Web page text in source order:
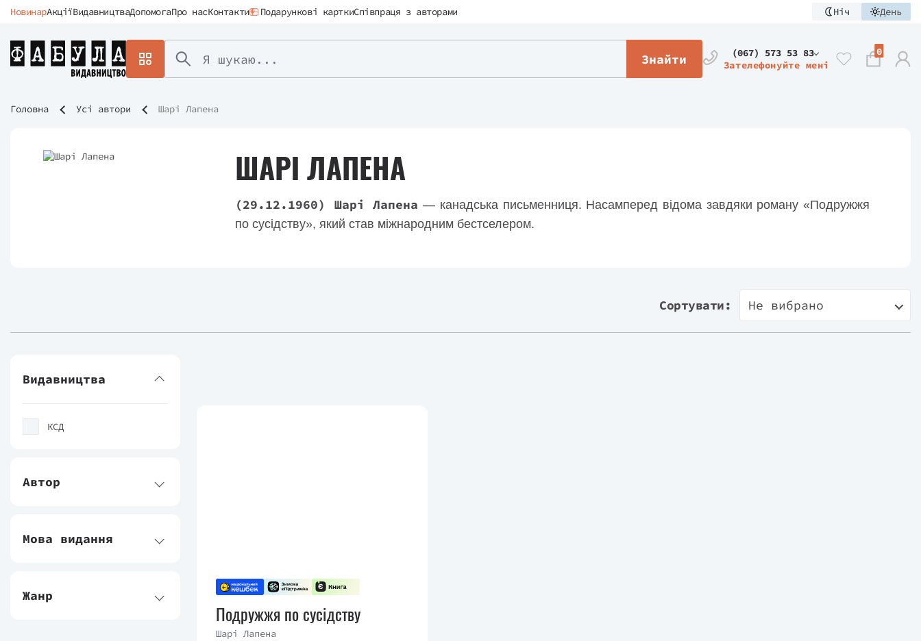
НовинарАкціїВидавництваДопомогаПро насКонтакти Подарункові карткиСпівпраця з авторами Ніч День
Знайти
(067) 573 53 83
Зателефонуйте мені
0
Головна Усі автори Шарі Лапена
ШАРІ ЛАПЕНА
(29.12.1960) Шарі Лапена — канадська письменниця. Насамперед відома завдяки роману «Подружжя
по сусідству», який став міжнародним бестселером.
Сортувати: Не вибрано
Видавництва
КСД
Автор
Мова видання
Жанр
Подружжя по сусідству
Шарі Лапена